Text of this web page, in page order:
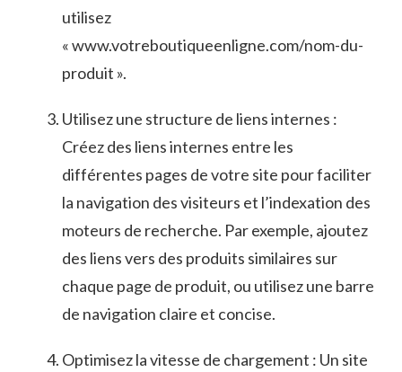
‌utilisez
« www.votreboutiqueenligne.com/nom-du-
produit ».
Utilisez⁢ une structure de liens internes :
Créez des‍ liens internes entre les
différentes pages de votre site pour ⁢faciliter
la navigation des visiteurs ‍et l’indexation des
moteurs de recherche. Par exemple, ajoutez
des liens vers des produits similaires sur
chaque‍ page de produit, ou ‌utilisez une barre
de navigation claire et‌ concise.
Optimisez ‍la ⁣vitesse de chargement : Un⁢ site⁣